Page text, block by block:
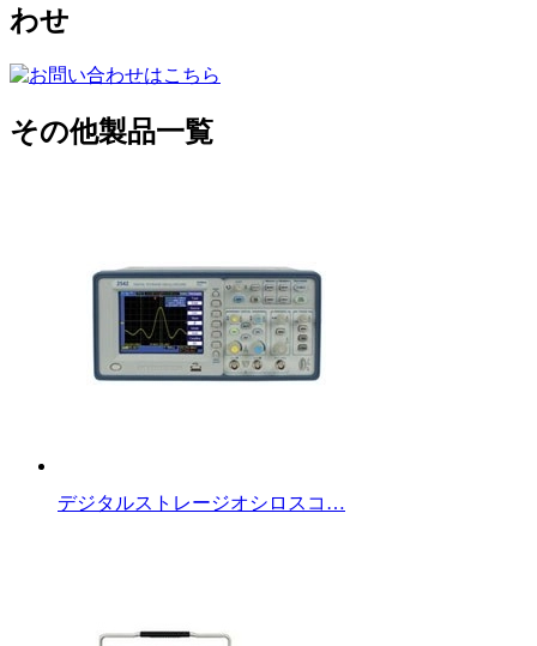
わせ
その他製品一覧
デジタルストレージオシロスコ…